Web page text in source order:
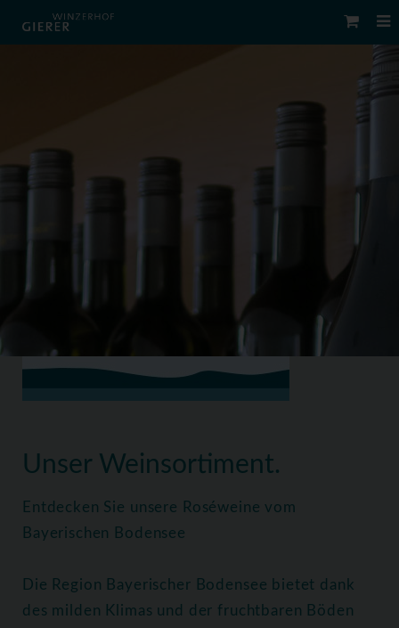
Unser Weinsortiment.
Entdecken Sie unsere Roséweine vom
Bayerischen Bodensee
Die Region Bayerischer Bodensee bietet dank
des milden Klimas und der fruchtbaren Böden